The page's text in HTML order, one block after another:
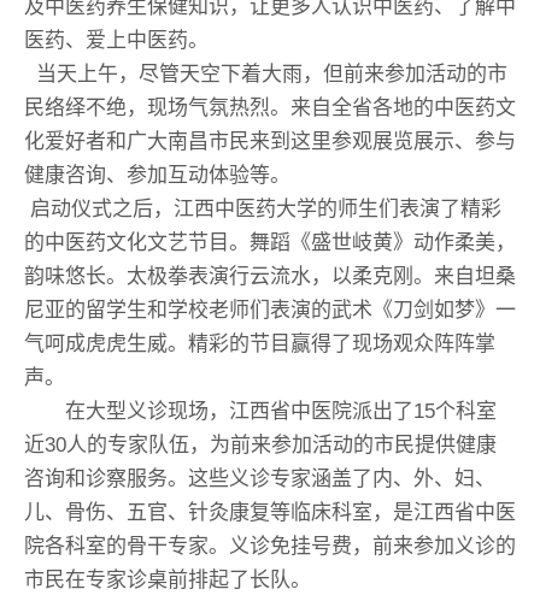
及中医药养生保健知识，让更多人认识中医药、了解中
医药、爱上中医药。
当天上午，尽管天空下着大雨，但前来参加活动的市
民络绎不绝，现场气氛热烈。来自全省各地的中医药文
化爱好者和广大南昌市民来到这里参观展览展示、参与
健康咨询、参加互动体验等。
启动仪式之后，江西中医药大学的师生们表演了精彩
的中医药文化文艺节目。舞蹈《盛世岐黄》动作柔美，
韵味悠长。太极拳表演行云流水，以柔克刚。来自坦桑
尼亚的留学生和学校老师们表演的武术《刀剑如梦》一
气呵成虎虎生威。精彩的节目赢得了现场观众阵阵掌
声。
在大型义诊现场，江西省中医院派出了15个科室
近30人的专家队伍，为前来参加活动的市民提供健康
咨询和诊察服务。这些义诊专家涵盖了内、外、妇、
儿、骨伤、五官、针灸康复等临床科室，是江西省中医
院各科室的骨干专家。义诊免挂号费，前来参加义诊的
市民在专家诊桌前排起了长队。